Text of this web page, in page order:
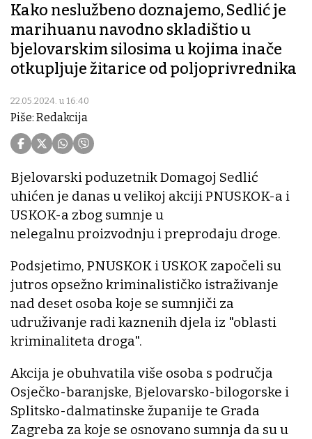
Kako neslužbeno doznajemo, Sedlić je
marihuanu navodno skladištio u
bjelovarskim silosima u kojima inače
otkupljuje žitarice od poljoprivrednika
22.05.2024. u 16:40
Piše: Redakcija
Bjelovarski poduzetnik Domagoj Sedlić
uhićen je danas u velikoj akciji PNUSKOK-a i
USKOK-a zbog sumnje u
nelegalnu proizvodnju i preprodaju droge.
Podsjetimo, PNUSKOK i USKOK započeli su
jutros opsežno kriminalističko istraživanje
nad deset osoba koje se sumnjiči za
udruživanje radi kaznenih djela iz "oblasti
kriminaliteta droga".
Akcija je obuhvatila više osoba s područja
Osječko-baranjske, Bjelovarsko-bilogorske i
Splitsko-dalmatinske županije te Grada
Zagreba za koje se osnovano sumnja da su u